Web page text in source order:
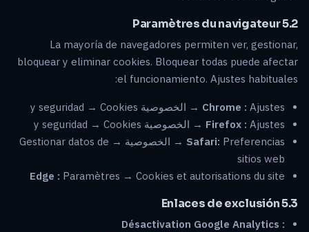
5.2 Paramètres du navigateur
La mayoría de navegadores permiten ver, gestionar,
bloquear y eliminar cookies. Bloquear todas puede afectar
el funcionamiento. Ajustes habituales:
Chrome : Ajustes → الخصوصية y seguridad → Cookies
Firefox : Ajustes → الخصوصية y seguridad → Cookies
Safari:
Preferencias → الخصوصية → Gestionar datos de
sitios web
Edge : Paramètres → Cookies et autorisations du site
5.3 Enlaces de exclusión
Désactivation Google Analytics :